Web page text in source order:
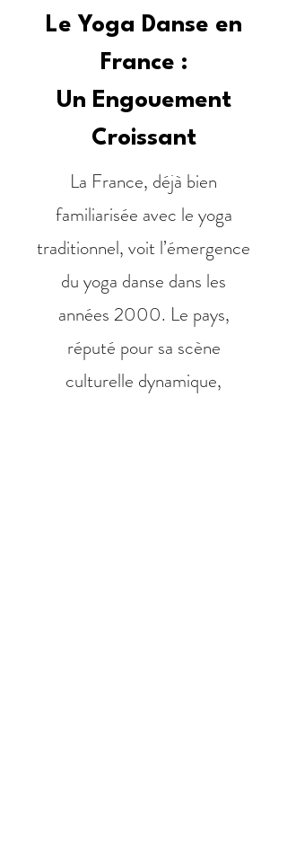
Le Yoga Danse en
France :
Un Engouement
Croissant
La France, déjà bien
familiarisée avec le yoga
traditionnel, voit l’émergence
du yoga danse dans les
années 2000. Le pays,
réputé pour sa scène
culturelle dynamique,